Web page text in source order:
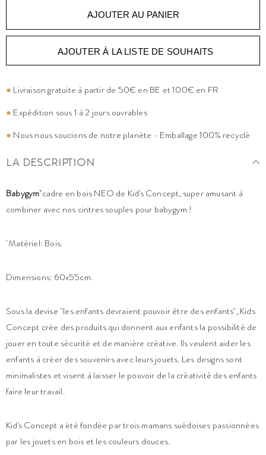
AJOUTER À LA LISTE DE SOUHAITS
● Livraison gratuite à partir de 50€ en BE et 100€ en FR
● Expédition sous 1 à 2 jours ouvrables
● Nous nous soucions de notre planète - Emballage 100% recyclé
LA DESCRIPTION
Babygymcadre en bois NEO de Kid's Concept, super amusant à
combiner avec nos cintres souples pour babygym !
Matériel: Bois.
Dimensions: 60x55cm.
Sous la devise "les enfants devraient pouvoir être des enfants", Kids
Concept crée des produits qui donnent aux enfants la possibilité de
jouer en toute sécurité et de manière créative. Ils veulent aider les
enfants à créer des souvenirs avec leurs jouets. Les designs sont
minimalistes et visent à laisser le pouvoir de la créativité des enfants
faire leur travail.
Kid's Concept a été fondée par trois mamans suédoises passionnées
par les jouets en bois et les couleurs douces.